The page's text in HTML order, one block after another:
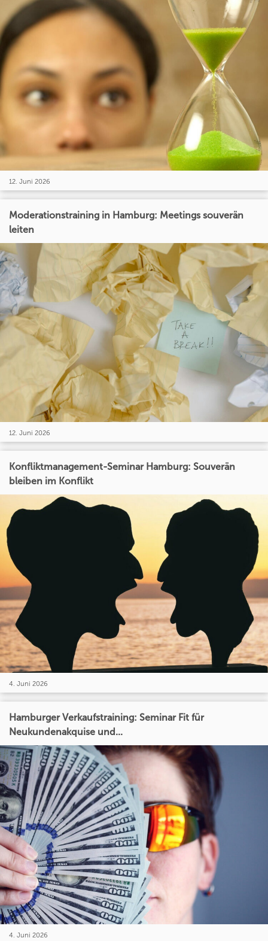
12. Juni 2026
Moderationstraining in Hamburg: Meetings souverän
leiten
12. Juni 2026
Konfliktmanagement-Seminar Hamburg: Souverän
bleiben im Konflikt
4. Juni 2026
Hamburger Verkaufstraining: Seminar Fit für
Neukundenakquise und...
4. Juni 2026